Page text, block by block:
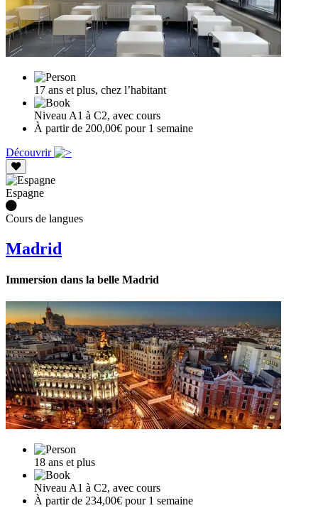
17 ans et plus, chez l’habitant
Niveau A1 à C2, avec cours
À partir de 200,00€ pour 1 semaine
Découvrir
Espagne
Cours de langues
Madrid
Immersion dans la belle Madrid
18 ans et plus
Niveau A1 à C2, avec cours
À partir de 234,00€ pour 1 semaine